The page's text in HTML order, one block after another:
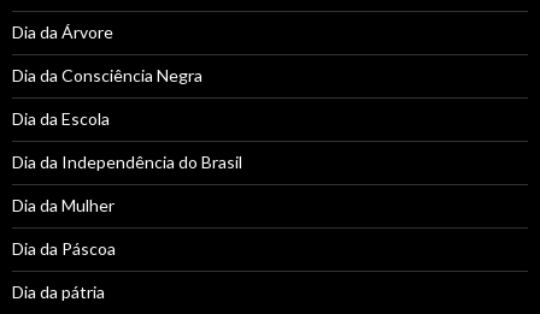
Dia da Árvore
Dia da Consciência Negra
Dia da Escola
Dia da Independência do Brasil
Dia da Mulher
Dia da Páscoa
Dia da pátria